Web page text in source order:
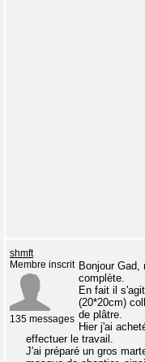
shmft
Membre inscrit
135 messages
Bonjour Gad,
complète.
En fait il
(20*20cm)
de plâtre.
Hier j'ai
effectuer le travail.
J'ai préparé un gros